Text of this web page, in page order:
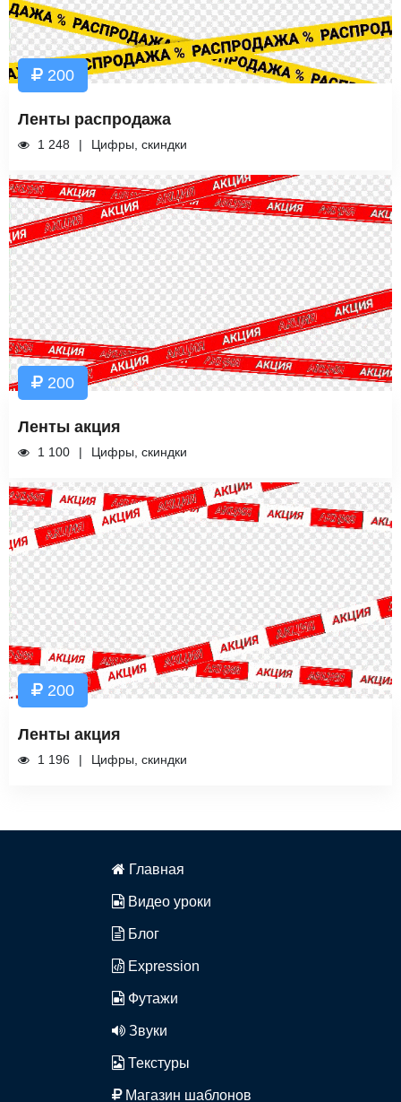
200
Ленты распродажа
1 248 Цифры, скиндки
200
Ленты акция
1 100 Цифры, скиндки
200
Ленты акция
1 196 Цифры, скиндки
Главная
Видео уроки
Блог
Expression
Футажи
Звуки
Текстуры
Магазин шаблонов